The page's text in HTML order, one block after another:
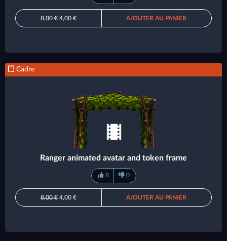
8,00 €4,00 € AJOUTER AU PANIER
Cadre
Ranger animated avatar and token frame
8 0
8,00 €4,00 € AJOUTER AU PANIER